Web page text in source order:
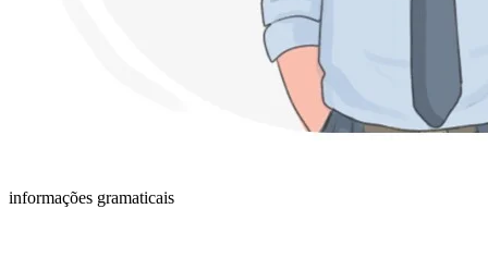
informações gramaticais